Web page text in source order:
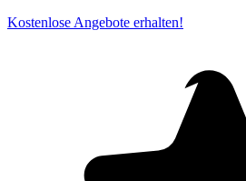
Kostenlose Angebote erhalten!